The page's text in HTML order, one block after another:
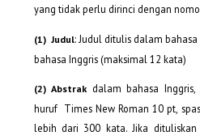
yang tidak perlu dirinci dengan
(1) Judul: Judul ditulis dalam
bahasa Inggris (maksimal 12 kata)
(2) Abstrakdalam bahasa Inggris,
huruf Times New Roman 10 pt,
lebih dari 300 kata. Jika